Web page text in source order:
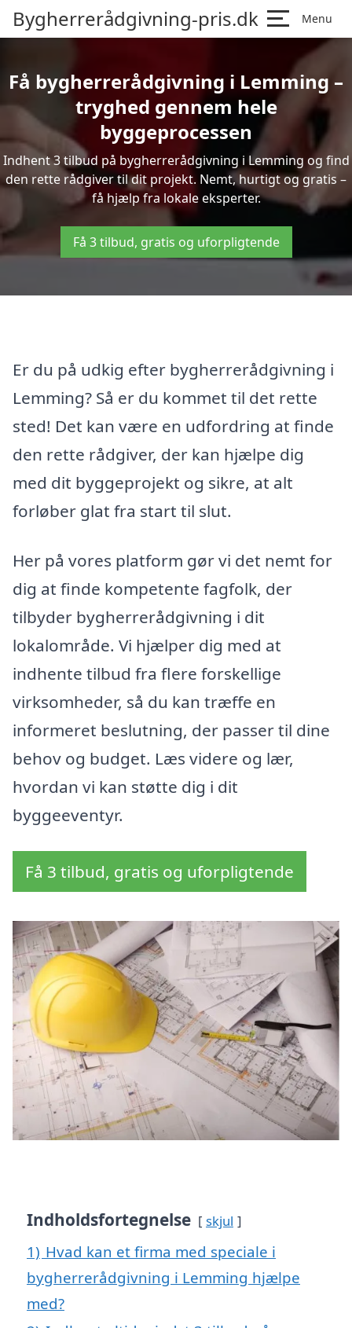
Bygherrerådgivning-pris.dk Menu
Få bygherrerådgivning i Lemming –
tryghed gennem hele
byggeprocessen
Indhent 3 tilbud på bygherrerådgivning i Lemming og find
den rette rådgiver til dit projekt. Nemt, hurtigt og gratis –
få hjælp fra lokale eksperter.
Få 3 tilbud, gratis og uforpligtende
Er du på udkig efter bygherrerådgivning i
Lemming? Så er du kommet til det rette
sted! Det kan være en udfordring at finde
den rette rådgiver, der kan hjælpe dig
med dit byggeprojekt og sikre, at alt
forløber glat fra start til slut.
Her på vores platform gør vi det nemt for
dig at finde kompetente fagfolk, der
tilbyder bygherrerådgivning i dit
lokalområde. Vi hjælper dig med at
indhente tilbud fra flere forskellige
virksomheder, så du kan træffe en
informeret beslutning, der passer til dine
behov og budget. Læs videre og lær,
hvordan vi kan støtte dig i dit
byggeeventyr.
Få 3 tilbud, gratis og uforpligtende
Indholdsfortegnelse skjul
1) Hvad kan et firma med speciale i
bygherrerådgivning i Lemming hjælpe
med?